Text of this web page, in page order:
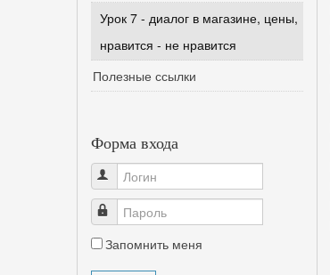
Урок 7 - диалог в магазине, цены,
нравится - не нравится
Полезные ссылки
Форма входа
Логин
Пароль
Запомнить меня